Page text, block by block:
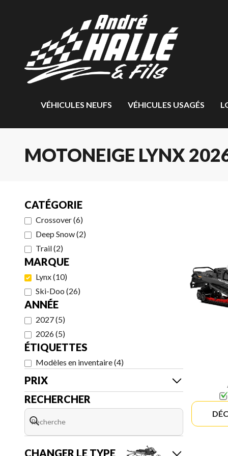
VÉHICULES NEUFS VÉHICULES USAGÉS
MOTONEIGE LYNX
CATÉGORIE
Crossover(6)
Deep Snow(2)
Trail(2)
MARQUE
Lynx(10)
Ski-Doo (26)
ANNÉE
2027(5)
2026(5)
ÉTIQUETTES
Modèles en inventaire(4)
PRIX
RECHERCHER
CHANGER LE TYPE